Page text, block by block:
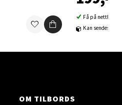
Få på nettlager
Kan sendes til
OM TILBORDS
6, 1400 Ski